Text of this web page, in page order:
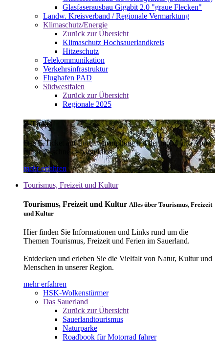
Glasfaserausbau Gigabit 2.0 "graue Flecken"
Landw. Kreisverband / Regionale Vermarktung
Klimaschutz/Energie
Zurück zur Übersicht
Klimaschutz Hochsauerlandkreis
Hitzeschutz
Telekommunikation
Verkehrsinfrastruktur
Flughafen PAD
Südwestfalen
Zurück zur Übersicht
Regionale 2025
E-Ticket
Das E-Ticket auf Ihrem Smartphone mit der mobil info App -
einfach - schnell - bargeldlos
mehr erfahren
Tourismus, Freizeit und Kultur
Tourismus, Freizeit und Kultur Alles über Tourismus, Freizeit
und Kultur
Hier finden Sie Informationen und Links rund um die
Themen Tourismus, Freizeit und Ferien im Sauerland.
Entdecken und erleben Sie die Vielfalt von Natur, Kultur und
Menschen in unserer Region.
mehr erfahren
HSK-Wolkenstürmer
Das Sauerland
Zurück zur Übersicht
Sauerlandtourismus
Naturparke
Roadbook für Motorrad fahrer